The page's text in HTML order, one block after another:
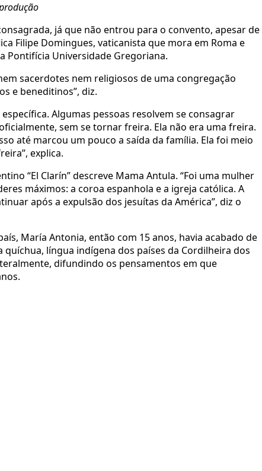
já que não entrou para o convento, apesar de
Filipe Domingues, vaticanista que mora em Roma e
Pontifícia Universidade Gregoriana.
sacerdotes nem religiosos de uma congregação
e beneditinos”, diz.
Algumas pessoas resolvem se consagrar
sem se tornar freira. Ela não era uma freira.
até marcou um pouco a saída da família. Ela foi meio
explica.
“El Clarín” descreve Mama Antula. “Foi uma mulher
máximos: a coroa espanhola e a igreja católica. A
após a expulsão dos jesuítas da América”, diz o
María Antonia, então com 15 anos, havia acabado de
língua indígena dos países da Cordilheira dos
difundindo os pensamentos em que